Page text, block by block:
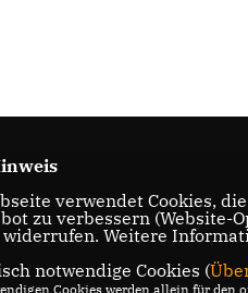
verwendet Cookies,
zu verbessern
Weitere
notwendige Cookies (
Cookies werden allein für den